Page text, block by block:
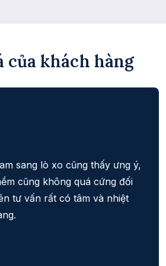
của khách hàng
sang lò xo cũng thấy ưng ý,
cũng không quá cứng đối
tư vấn rất có tâm và nhiệt